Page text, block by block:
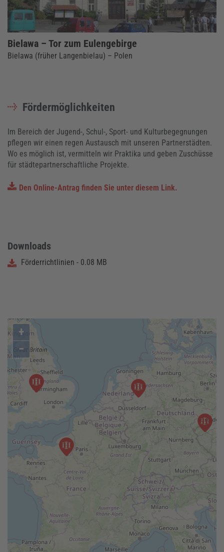
Bielawa – Tor zum Eulengebirge
Bielawa (früher Langenbielau) – Polen
Fördermöglichkeiten
Im Bereich der Jugend-, Schul-, Sport- und Kulturbegegnungen
pflegen wir einen regen Austausch mit unseren Partnerstädten.
Wo es möglich ist, vermitteln wir Praktika und geben Zuschüsse
für städtepartnerschaftliche Projekte.
Den Online-Antrag finden Sie unter diesem Link.
Downloads
Förderrichtlinien - 0.08 MB
+
−